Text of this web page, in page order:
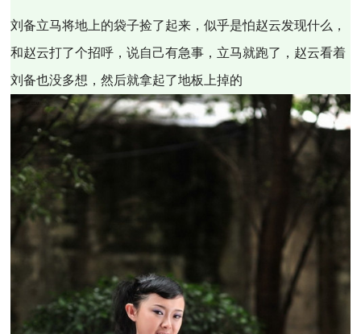
刘备立马将地上的袋子捡了起来，似乎是怕赵云发现什么，
和赵云打了个招呼，说自己有急事，立马就跑了，赵云看着
刘备也没多想，然后就拿起了地板上掉的